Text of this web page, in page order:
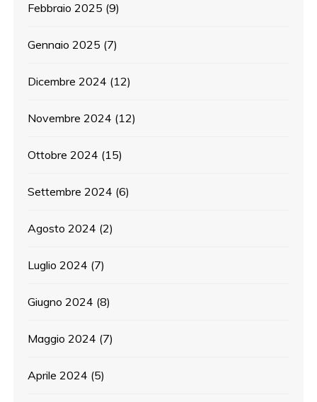
Febbraio 2025 (9)
Gennaio 2025 (7)
Dicembre 2024 (12)
Novembre 2024 (12)
Ottobre 2024 (15)
Settembre 2024 (6)
Agosto 2024 (2)
Luglio 2024 (7)
Giugno 2024 (8)
Maggio 2024 (7)
Aprile 2024 (5)